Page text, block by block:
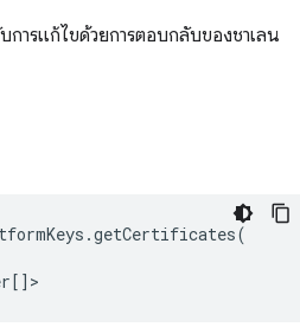
ารแก้ไขด้วยการตอบกลับของชาเลน
.getCertificates(
[]>